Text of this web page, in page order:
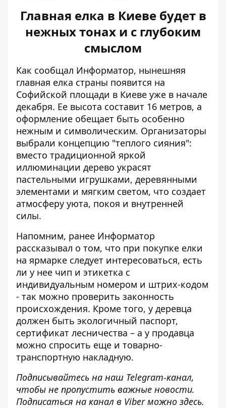
Главная елка в Киеве будет в
нежных тонах и с глубоким
смыслом
Как сообщал Информатор, нынешняя
главная елка страны появится на
Софийской площади в Киеве уже в начале
декабря. Ее высота составит 16 метров, а
оформление обещает быть особенно
нежным и символическим. Организаторы
выбрали концепцию "теплого сияния":
вместо традиционной яркой
иллюминации дерево украсят
пастельными игрушками, деревянными
элементами и мягким светом, что создает
атмосферу уюта, покоя и внутренней
силы.
Напомним, ранее Информатор
рассказывал о том, что при покупке елки
на ярмарке следует интересоваться, есть
ли у нее чип и этикетка с
индивидуальным номером и штрих-кодом
- так можно проверить законность
происхождения. Кроме того, у деревца
должен быть экологичный паспорт,
сертификат лесничества – а у продавца
можно спросить еще и товарно-
транспортную накладную.
Подписывайтесь на наш Telegram-канал,
чтобы не пропустить важные новости.
Подписаться на канал в Viber можно здесь.